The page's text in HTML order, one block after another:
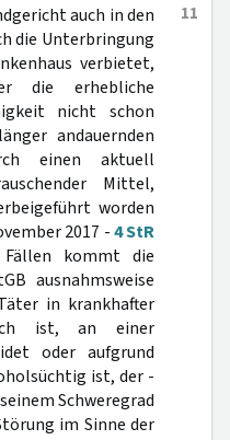
11
auch in den
die Unterbringung
verbietet,
die erhebliche
nicht schon
andauernden
einen aktuell
Mittel,
worden
2017 -4 StR
kommt die
ausnahmsweise
in krankhafter
ist, an einer
oder aufgrund
ist, der -
Schweregrad
im Sinne der